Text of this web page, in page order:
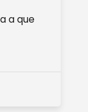
a que